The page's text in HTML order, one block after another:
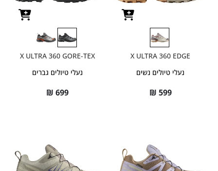
X ULTRA 360 EDGE
נעלי טיולים נשים
₪ 599
X ULTRA 360 GORE-TEX
נעלי טיולים גברים
₪ 699